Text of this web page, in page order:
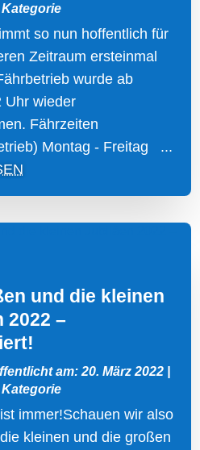
so nun hoffentlich für
Zeitraum ersteinmal
wurde ab
Uhr wieder
Fährzeiten
Montag - Freitag ...
und die kleinen
2022 –
am: 20. März 2022
immer!Schauen wir also
kleinen und die großen